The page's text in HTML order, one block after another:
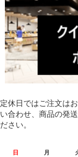
定休日ではご注文は
い合わせ、商品の発
ださい。
日 月